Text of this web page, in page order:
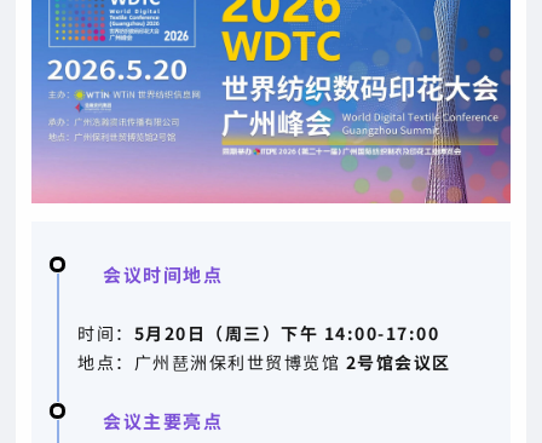
会议时间地点
时间： 5月20日（周三）下午 14:00-17:00
地点：广州琶洲保利世贸博览馆 2号馆会议区
会议主要亮点